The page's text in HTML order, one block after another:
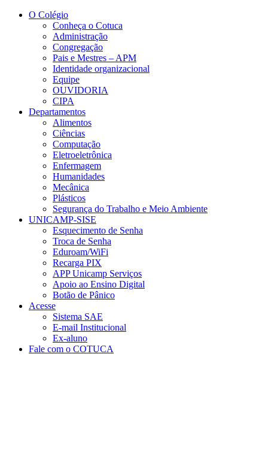
Conteúdo principal
O Colégio
Conheça o Cotuca
Administração
Congregação
Pais e Mestres – APM
Identidade organizacional
Equipe
OUVIDORIA
CIPA
Departamentos
Alimentos
Ciências
Computação
Eletroeletrônica
Enfermagem
Humanidades
Mecânica
Plásticos
Segurança do Trabalho e Meio Ambiente
UNICAMP-SISE
Esquecimento de Senha
Troca de Senha
Eduroam/WiFi
Recarga PIX
APP Unicamp Serviços
Apoio ao Ensino Digital
Botão de Pânico
Acesse
Sistema SAE
E-mail Institucional
Ex-aluno
Fale com o COTUCA